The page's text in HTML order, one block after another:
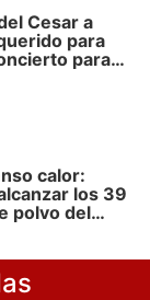
Cesar a
para
para
calor:
los 39
polvo del